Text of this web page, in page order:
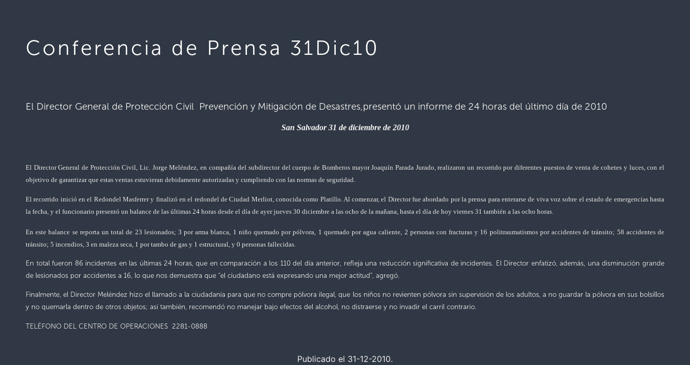
Conferencia de Prensa 31Dic10
El Director General de Protección Civil Prevención y Mitigación de Desastres,presentó un informe de 24 horas del último día de 2010
San Salvador 31 de diciembre de 2010
El Director General de Protección Civil, Lic. Jorge Meléndez, en compañía del subdirector del cuerpo de Bomberos mayor Joaquín Parada Jurado, realizaron un recorrido por diferentes puestos de venta de cohetes y luces, con el
objetivo de garantizar que estas ventas estuvieran debidamente autorizadas y cumpliendo con las normas de seguridad.
El recorrido inició en el Redondel Masferrer y finalizó en el redondel de Ciudad Merliot, conocida como Platillo. Al comenzar, el Director fue abordado por la prensa para enterarse de viva voz sobre el estado de emergencias hasta
la fecha, y el funcionario presentó un balance de las últimas 24 horas desde el día de ayer jueves 30 diciembre a las ocho de la mañana, hasta el día de hoy viernes 31 también a las ocho horas.
En este balance se reporta un total de 23 lesionados; 3 por arma blanca, 1 niño quemado por pólvora, 1 quemado por agua caliente, 2 personas con fracturas y 16 politraumatismos por accidentes de tránsito; 58 accidentes de
tránsito; 5 incendios, 3 en maleza seca, 1 por tambo de gas y 1 estructural, y 0 personas fallecidas.
En total fueron 86 incidentes en las últimas 24 horas, que en comparación a los 110 del día anterior, refleja una reducción significativa de incidentes. El Director enfatizó, además, una disminución grande
de lesionados por accidentes a 16, lo que nos demuestra que “el ciudadano está expresando una mejor actitud”, agregó.
Finalmente, el Director Meléndez hizo el llamado a la ciudadanía para que no compre pólvora ilegal, que los niños no revienten pólvora sin supervisión de los adultos, a no guardar la pólvora en sus bolsillos
y no quemarla dentro de otros objetos; así también, recomendó no manejar bajo efectos del alcohol, no distraerse y no invadir el carril contrario.
TELÉFONO DEL CENTRO DE OPERACIONES 2281-0888
Publicado el 31-12-2010.